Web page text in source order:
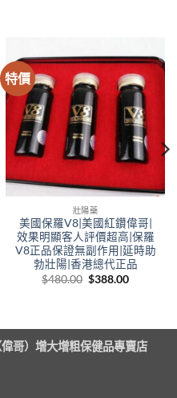
特價
壯陽藥
美國保羅V8|美國紅鑽偉哥|
效果明顯客人評價超高|保羅
V8正品保證無副作用|延時助
勃壯陽|香港總代正品
$480.00 Original
$388.00Current
哥）增大增粗保健品專賣店